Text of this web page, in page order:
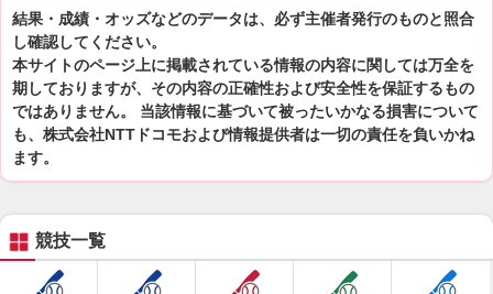
結果・成績・オッズなどのデータは、必ず主催者発行のものと照合
し確認してください。
本サイトのページ上に掲載されている情報の内容に関しては万全を
期しておりますが、その内容の正確性および安全性を保証するもの
ではありません。 当該情報に基づいて被ったいかなる損害について
も、株式会社NTTドコモおよび情報提供者は一切の責任を負いかね
ます。
競技一覧